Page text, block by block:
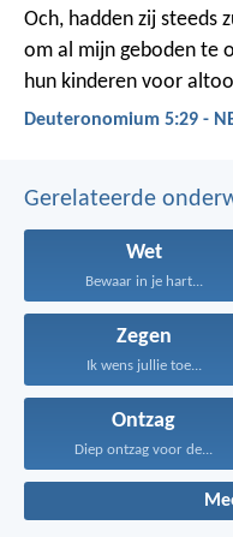
Och, hadden zij steeds
om al mijn geboden te
hun kinderen voor
Deuteronomium 5:29 -
Gerelateerde
Wet
Bewaar in je hart...
Zegen
Ik wens jullie toe...
Ontzag
Diep ontzag voor de...